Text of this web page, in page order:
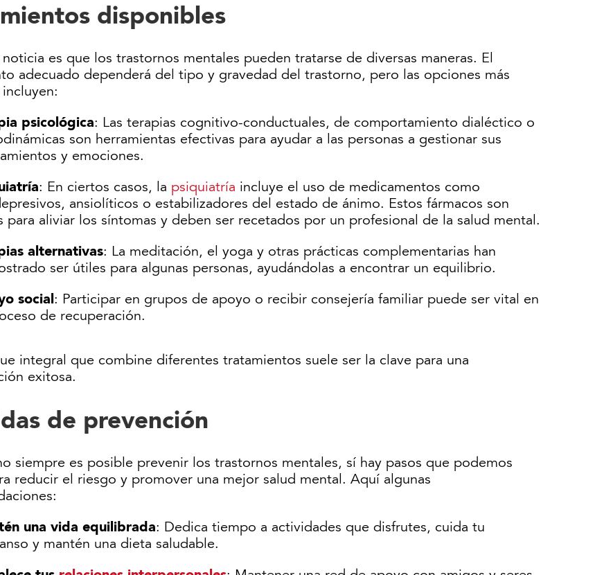
disponibles
noticia es que los trastornos mentales pueden tratarse de diversas maneras. El
adecuado dependerá del tipo y gravedad del trastorno, pero las opciones más
psicológica: Las terapias cognitivo-conductuales, de comportamiento dialéctico o
son herramientas efectivas para ayudar a las personas a gestionar sus
y emociones.
: En ciertos casos, la psiquiatría incluye el uso de medicamentos como
ansiolíticos o estabilizadores del estado de ánimo. Estos fármacos son
para aliviar los síntomas y deben ser recetados por un profesional de la salud mental.
alternativas: La meditación, el yoga y otras prácticas complementarias han
ser útiles para algunas personas, ayudándolas a encontrar un equilibrio.
social: Participar en grupos de apoyo o recibir consejería familiar puede ser vital en
de recuperación.
integral que combine diferentes tratamientos suele ser la clave para una
exitosa.
de prevención
siempre es posible prevenir los trastornos mentales, sí hay pasos que podemos
reducir el riesgo y promover una mejor salud mental. Aquí algunas
una vida equilibrada: Dedica tiempo a actividades que disfrutes, cuida tu
y mantén una dieta saludable.